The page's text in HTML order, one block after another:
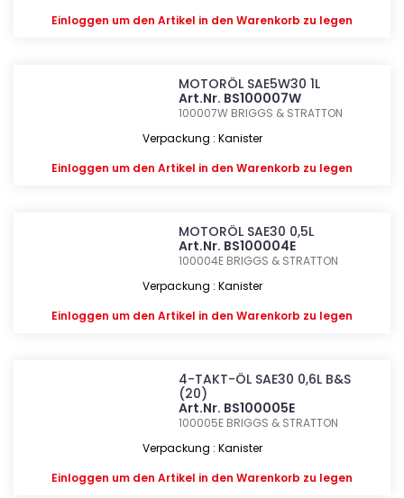
Einloggen um den Artikel in den Warenkorb zu legen
MOTORÖL SAE5W30 1L
Art.Nr. BS100007W
100007W BRIGGS & STRATTON
Verpackung : Kanister
Einloggen um den Artikel in den Warenkorb zu legen
MOTORÖL SAE30 0,5L
Art.Nr. BS100004E
100004E BRIGGS & STRATTON
Verpackung : Kanister
Einloggen um den Artikel in den Warenkorb zu legen
4-TAKT-ÖL SAE30 0,6L B&S
(20)
Art.Nr. BS100005E
100005E BRIGGS & STRATTON
Verpackung : Kanister
Einloggen um den Artikel in den Warenkorb zu legen